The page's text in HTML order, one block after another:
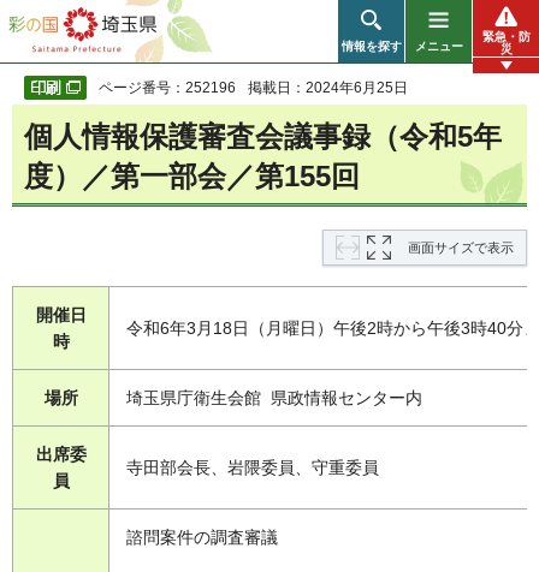
彩の国 埼玉県
情報を探す メニュー
緊急・防
災
ページ番号：252196 掲載日：2024年6月25日
個人情報保護審査会議事録（令和5年
度）／第一部会／第155回
画面サイズで表示
開催日
時
令和6年3月18日（月曜日）午後2時から午後3時40分
場所 埼玉県庁衛生会館 県政情報センター内
出席委
員
寺田部会長、岩隈委員、守重委員
諮問案件の調査審議